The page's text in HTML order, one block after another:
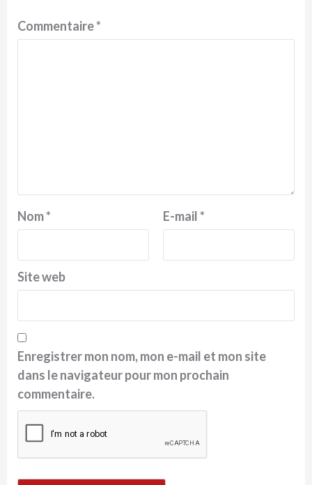
Commentaire*
Nom* E-mail*
Site web
Enregistrer mon nom, mon e-mail et mon site
dans le navigateur pour mon prochain
commentaire.